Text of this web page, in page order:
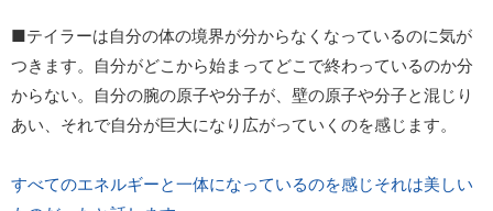
■テイラーは自分の体の境界が分からなくなっているのに気が
つきます。自分がどこから始まってどこで終わっているのか分
からない。自分の腕の原子や分子が、壁の原子や分子と混じり
あい、それで自分が巨大になり広がっていくのを感じます。
すべてのエネルギーと一体になっているのを感じそれは美しい